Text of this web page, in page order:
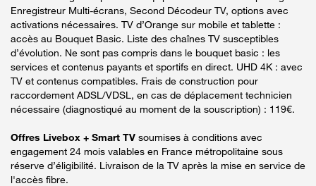
Enregistreur Multi-écrans, Second Décodeur TV, options avec
activations nécessaires. TV d’Orange sur mobile et tablette :
accès au Bouquet Basic. Liste des chaînes TV susceptibles
d’évolution. Ne sont pas compris dans le bouquet basic : les
services et contenus payants et sportifs en direct. UHD 4K : avec
TV et contenus compatibles. Frais de construction pour
raccordement ADSL/VDSL, en cas de déplacement technicien
nécessaire (diagnostiqué au moment de la souscription) : 119€.
Offres Livebox + Smart TV soumises à conditions avec
engagement 24 mois valables en France métropolitaine sous
réserve d’éligibilité. Livraison de la TV après la mise en service de
l'accès fibre.